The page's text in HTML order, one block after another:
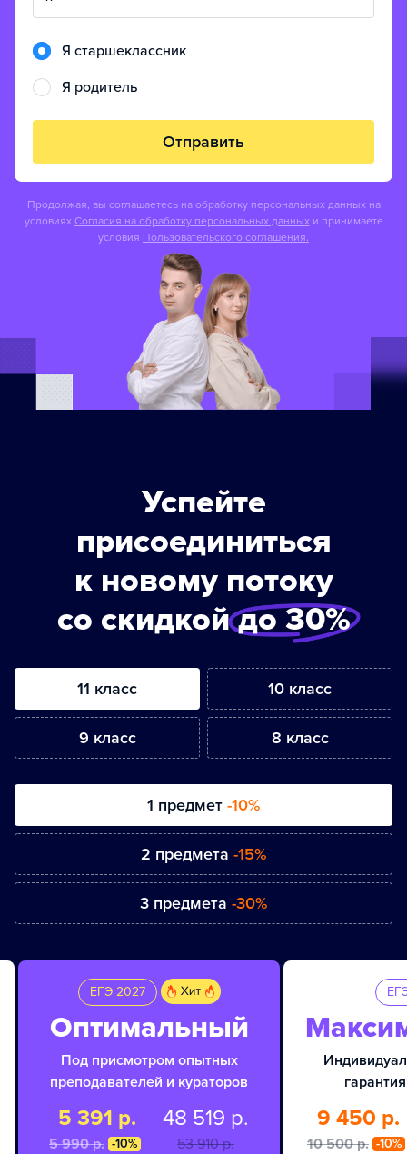
Я старшеклассник
Я родитель
Отправить
Продолжая, вы соглашаетесь на обработку персональных данных на
условиях Согласия на обработку персональных данных и принимаете
условия Пользовательского соглашения.
Успейте
присоединиться
к новому потоку
со скидкойдо 30%
11 класс 10 класс
9 класс 8 класс
1 предмет -10%
2 предмета -15%
3 предмета -30%
ЕГЭ 2027
Оптимальный
Под присмотром опытных
преподавателей и кураторов
5 391 р.
5 990 p. -10%
48 519 р.
53 910 p.
9 450 р.
10 500 p. -10%